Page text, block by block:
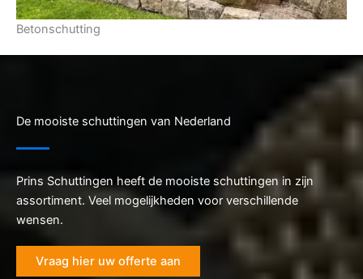
Betonschutting
De mooiste schuttingen van Nederland
Prins Schuttingen heeft de mooiste schuttingen in zijn
assortiment. Veel mogelijkheden voor verschillende
wensen.
Vraag hier uw offerte aan